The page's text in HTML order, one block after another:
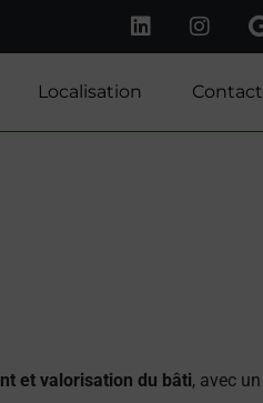
Localisation Contact
et valorisation du bâti, avec un